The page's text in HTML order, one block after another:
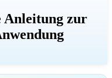
Anleitung zur